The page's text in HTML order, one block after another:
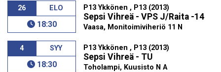
26 ELO
18:30
P13 Ykkönen , P13 (2013)
Sepsi Vihreä - VPS J/Raita -14
Vaasa, Monitoimiviheriö 11 N
4 SYY
18:30
P13 Ykkönen , P13 (2013)
Sepsi Vihreä - TU
Toholampi, Kuusisto N A